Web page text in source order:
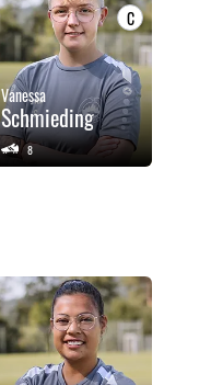
C
Vanessa
Schmieding
8